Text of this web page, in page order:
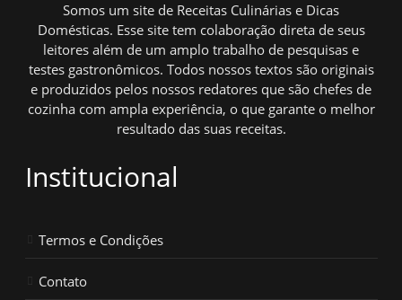
Somos um site de Receitas Culinárias e Dicas
Domésticas. Esse site tem colaboração direta de seus
leitores além de um amplo trabalho de pesquisas e
testes gastronômicos. Todos nossos textos são originais
e produzidos pelos nossos redatores que são chefes de
cozinha com ampla experiência, o que garante o melhor
resultado das suas receitas.
Institucional
Termos e Condições
Contato